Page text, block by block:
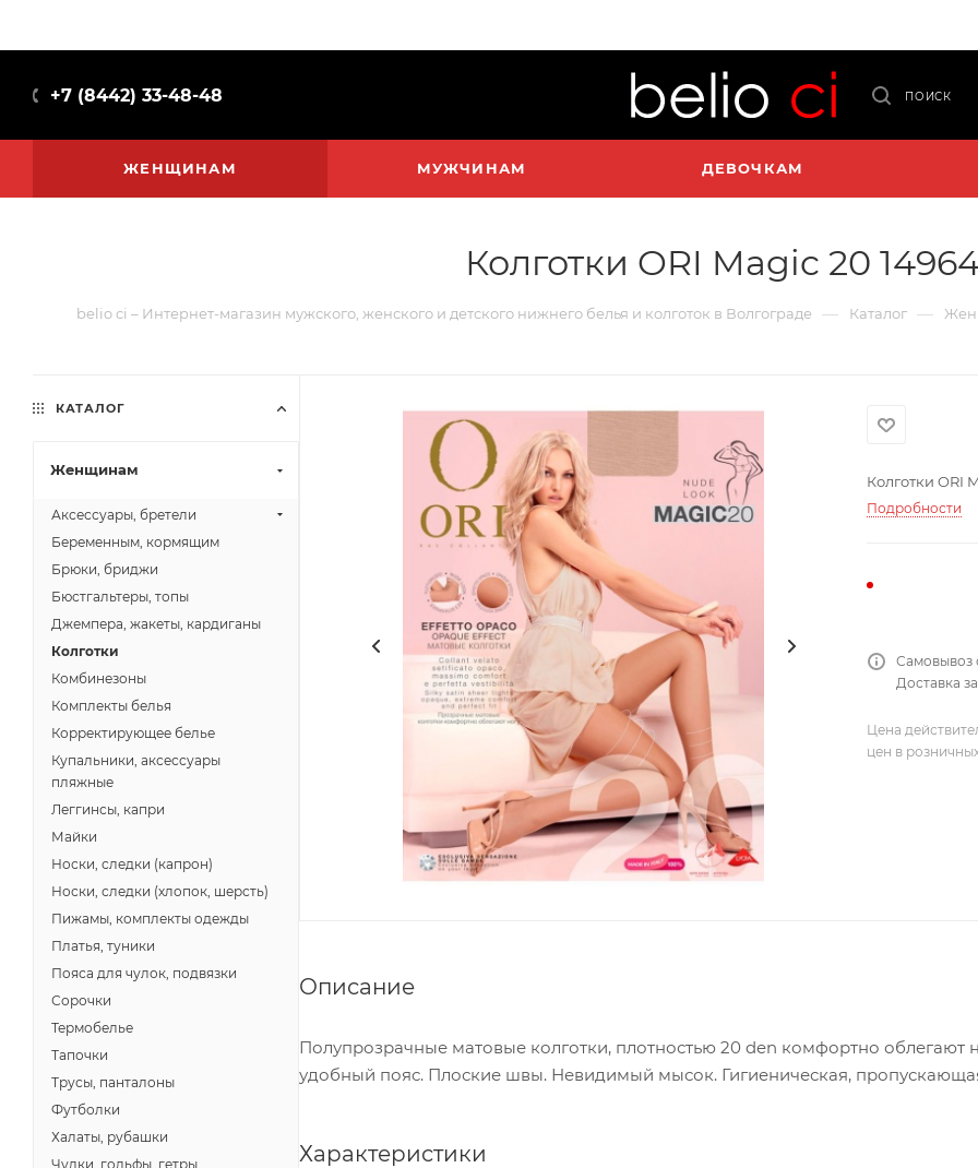
+7 (8442) 33-48-48 ПОИСК
ЖЕНЩИНАМ МУЖЧИНАМ ДЕВОЧКАМ
Колготки ORI Magic 20
belio ci – Интернет-магазин мужского, женского и детского нижнего белья и колготок в Волгограде — Каталог —
Колготки ORI
Подробности
Самовывоз
Доставка
Цена
цен в
Описание
Полупрозрачные матовые колготки, плотностью 20 den комфортно облегают
удобный пояс. Плоские швы. Невидимый мысок. Гигиеническая,
Характеристики
КАТАЛОГ
Женщинам
Аксессуары, бретели
Беременным, кормящим
Брюки, бриджи
Бюстгальтеры, топы
Джемпера, жакеты, кардиганы
Колготки
Комбинезоны
Комплекты белья
Корректирующее белье
Купальники, аксессуары
пляжные
Леггинсы, капри
Майки
Носки, следки (капрон)
Носки, следки (хлопок, шерсть)
Пижамы, комплекты одежды
Платья, туники
Пояса для чулок, подвязки
Сорочки
Термобелье
Тапочки
Трусы, панталоны
Футболки
Халаты, рубашки
Чулки, гольфы, гетры